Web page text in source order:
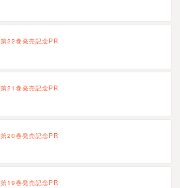
第22巻発売記念PR
第21巻発売記念PR
第20巻発売記念PR
第19巻発売記念PR